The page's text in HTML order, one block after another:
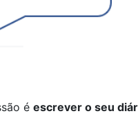
é escrever o seu